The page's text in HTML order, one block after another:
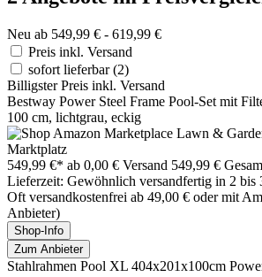
Neu ab 549,99 € - 619,99 €
Preis inkl. Versand
sofort lieferbar(2)
Billigster Preis inkl. Versand
Bestway Power Steel Frame Pool-Set mit
100 cm, lichtgrau, eckig
Marktplatz
549,99 €* ab 0,00 € Versand 549,99 €
Lieferzeit: Gewöhnlich versandfertig in 2 bis
Oft versandkostenfrei ab 49,00 € oder mit
Anbieter)
Shop-Info
Zum Anbieter
Stahlrahmen Pool XL 404x201x100cm